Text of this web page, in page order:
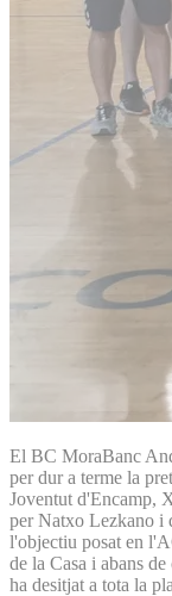
El BC MoraBanc
per dur a terme la
Joventut d'Encamp,
per Natxo Lezkano i
l'objectiu posat en
de la Casa i abans
ha desitjat a tota la